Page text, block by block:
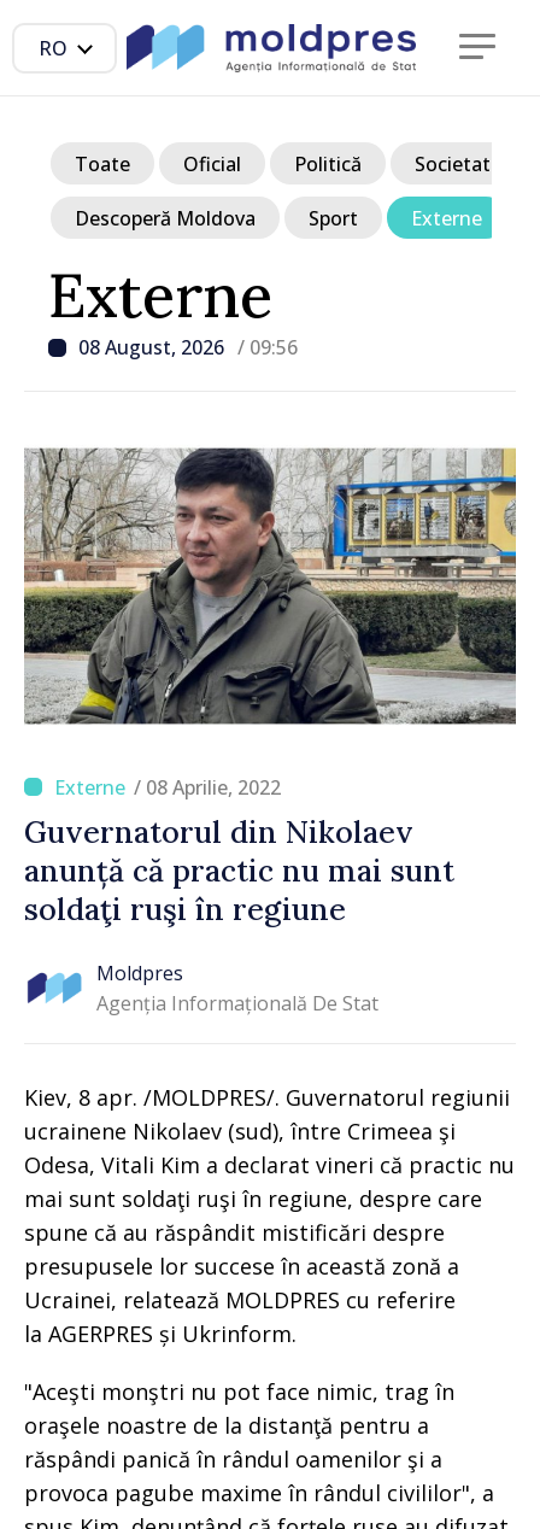
RO
Externe
08 August, 2026 / 09:56
Toate Oficial Politică Societate
Descoperă Moldova Sport Externe
/ 08 Aprilie, 2022
Guvernatorul din Nikolaev
anunță că practic nu mai sunt
soldaţi ruşi în regiune
Moldpres
Agenția Informațională De Stat
Kiev, 8 apr. /MOLDPRES/. Guvernatorul regiunii
ucrainene Nikolaev (sud), între Crimeea şi
Odesa, Vitali Kim a declarat vineri că practic nu
mai sunt soldaţi ruşi în regiune, despre care
spune că au răspândit mistificări despre
presupusele lor succese în această zonă a
Ucrainei, relatează MOLDPRES cu referire
la AGERPRES și Ukrinform.
"Aceşti monştri nu pot face nimic, trag în
oraşele noastre de la distanţă pentru a
răspândi panică în rândul oamenilor şi a
provoca pagube maxime în rândul civililor", a